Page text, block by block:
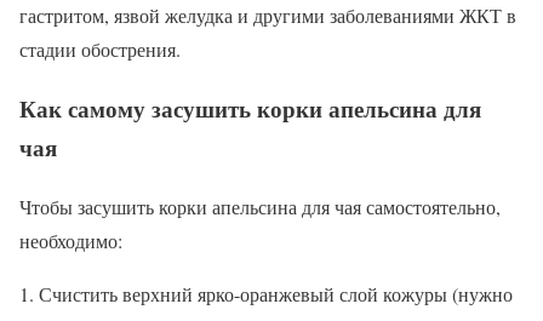
гастритом, язвой желудка и другими заболеваниями ЖКТ в
стадии обострения.
Как самому засушить корки апельсина для
чая
Чтобы засушить корки апельсина для чая самостоятельно,
необходимо:
Счистить верхний ярко-оранжевый слой кожуры (нужно